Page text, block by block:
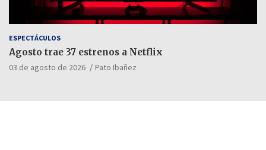
ESPECTÁCULOS
Agosto trae 37 estrenos a Netflix
03 de agosto de 2026 Pato Ibañez